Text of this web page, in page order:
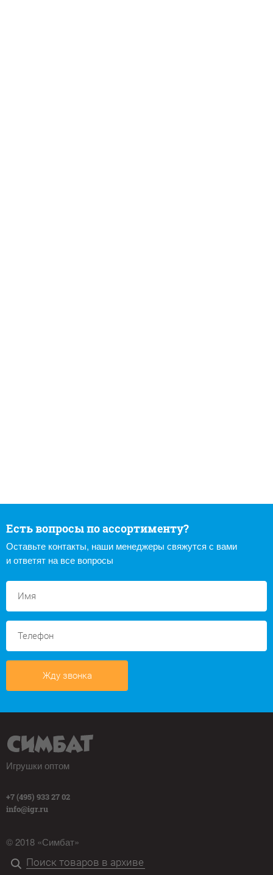
Есть вопросы по ассортименту?
Оставьте контакты, наши менеджеры свяжутся с вами
и ответят на все вопросы
Жду звонка
Игрушки оптом
+7 (495) 933 27 02
info@igr.ru
© 2018 «Симбат»